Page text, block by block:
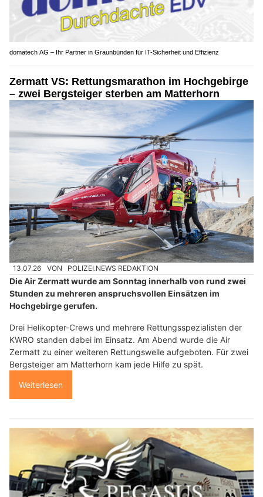
domatech AG – Ihr Partner in Graunbünden für IT-Sicherheit und Effizienz
Zermatt VS: Rettungsmarathon im Hochgebirge
– zwei Bergsteiger sterben am Matterhorn
13.07.26 VON POLIZEI.NEWS REDAKTION
Die Air Zermatt wurde am Sonntag innerhalb von rund zwei
Stunden zu mehreren anspruchsvollen Einsätzen im
Hochgebirge gerufen.
Drei Helikopter-Crews und mehrere Rettungsspezialisten der
KWRO standen dabei im Einsatz. Am Abend wurde die Air
Zermatt zu einer weiteren Rettungswelle aufgeboten. Für zwei
Bergsteiger am Matterhorn kam jede Hilfe zu spät.
Weiterlesen